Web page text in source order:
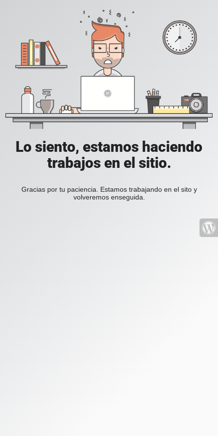
Lo siento, estamos haciendo
trabajos en el sitio.
Gracias por tu paciencia. Estamos trabajando en el sito y
volveremos enseguida.